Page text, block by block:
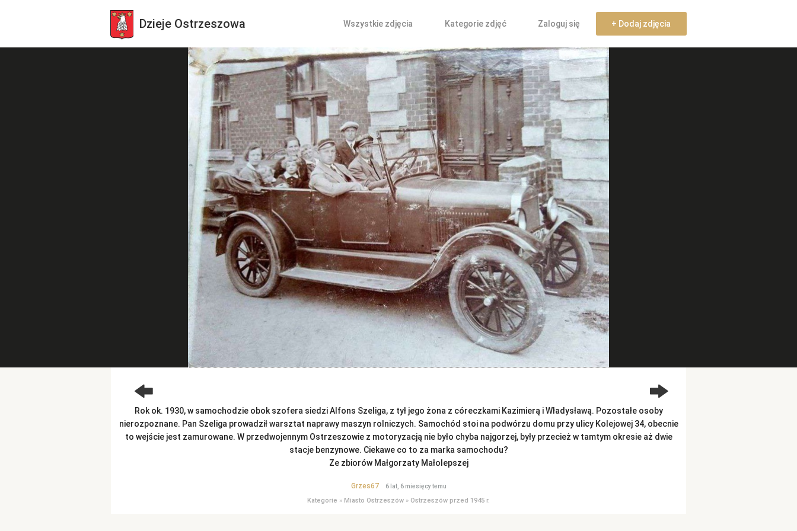
Dzieje Ostrzeszowa Wszystkie zdjęcia Kategorie zdjęć Zaloguj się + Dodaj zdjęcia
Rok ok. 1930, w samochodzie obok szofera siedzi Alfons Szeliga, z tył jego żona z córeczkami Kazimierą i Władysławą. Pozostałe osoby
nierozpoznane. Pan Szeliga prowadził warsztat naprawy maszyn rolniczych. Samochód stoi na podwórzu domu przy ulicy Kolejowej 34, obecnie
to wejście jest zamurowane. W przedwojennym Ostrzeszowie z motoryzacją nie było chyba najgorzej, były przecież w tamtym okresie aż dwie
stacje benzynowe. Ciekawe co to za marka samochodu?
Ze zbiorów Małgorzaty Małolepszej
Grzes67 6 lat, 6 miesięcy temu
Kategorie » Miasto Ostrzeszów » Ostrzeszów przed 1945 r.